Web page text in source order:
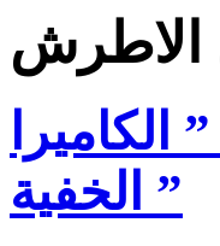
الاطرش
: ” الكاميرا
الخفية ”